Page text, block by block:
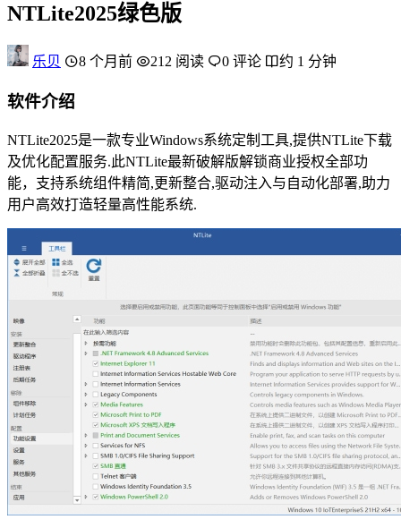
NTLite2025绿色版
乐贝 8 个月前 212 阅读 0 评论 约 1 分钟
软件介绍
NTLite2025是一款专业Windows系统定制工具,提供NTLite下载
及优化配置服务.此NTLite最新破解版解锁商业授权全部功
能，支持系统组件精简,更新整合,驱动注入与自动化部署,助力
用户高效打造轻量高性能系统.